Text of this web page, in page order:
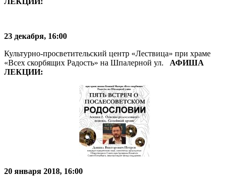
23 декабря, 16:00
Культурно-просветительский центр «Лествица» при храме
«Всех скорбящих Радость» на Шпалерной ул.
АФИША
ЛЕКЦИИ:
20 января 2018, 16:00